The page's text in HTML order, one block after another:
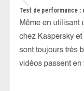
Test de performance :
Même en utilisant
chez Kaspersky
sont toujours très
vidéos passent en